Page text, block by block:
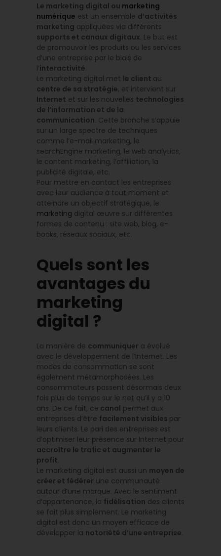
Le marketing digital ou marketing
numérique est un ensemble d’activités
marketing appliquées via différents
supports et canaux digitaux. Le but est
de promouvoir les produits ou les services
d’une entreprise par le biais de
l’interactivité.
Le marketing digital met le client au
centre de sa stratégie, et intervient sur
Internet et sur les nouvelles technologies
de l’information et de la
communication. Cette branche s’appuie
sur un large spectre de techniques
comme l’e-mail marketing, le
searchEngine marketing, le web analytics,
le content marketing, l’affiliation, la
publicité digitale, etc.
Pour mettre en contact les entreprises
avec leur audience à tout moment et
atteindre un objectif stratégique, le
marketing digital œuvre sur différentes
formes de contenu : site web, blog, e-
books, réseaux sociaux, etc.
Quels sont les
avantages du
marketing
digital ?
La manière de communiquer a évolué
avec le développement de l’Internet. Les
modes de consommation se sont
également métamorphosées. Les
consommateurs passent désormais deux
fois plus de temps sur le net qu’il y a 10
ans. De ce fait, ce canal permet aux
entreprises d’être facilement visibles par
leurs clients. Le pari des entreprises est
d’optimiser leur présence sur Internet pour
accroître le trafic et augmenter le
profit.
Le marketing digital est aussi un moyen de
créer et fédérer une communauté
autour d’une marque. Avec le sentiment
d’appartenance, la fidélisation des clients
se fait plus simplement. Le marketing
digital est donc un moyen efficace de
développer la notoriété d’une entreprise.